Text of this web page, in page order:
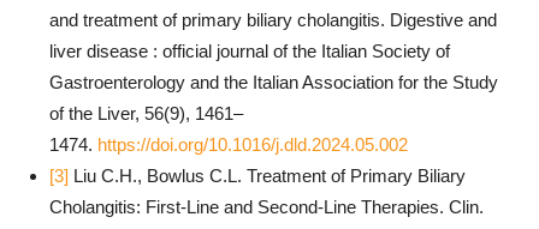
and treatment of primary biliary cholangitis. Digestive and
liver disease : official journal of the Italian Society of
Gastroenterology and the Italian Association for the Study
of the Liver, 56(9), 1461–
1474. https://doi.org/10.1016/j.dld.2024.05.002
[3] Liu C.H., Bowlus C.L. Treatment of Primary Biliary
Cholangitis: First-Line and Second-Line Therapies. Clin.